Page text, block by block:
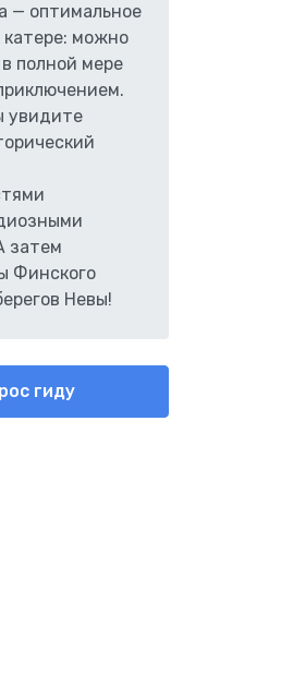
— оптимальное
катере: можно
полной мере
увидите
затем
Финского
Невы!
гиду